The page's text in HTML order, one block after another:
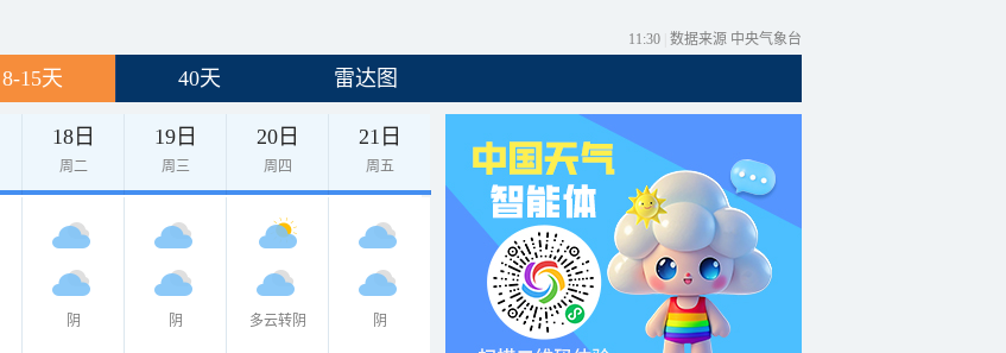
11:30 数据来源 中央气象台
8-15天 40天 雷达图
18日
周二
19日
周三
20日
周四
21日
周五
阴 阴 多云转阴 阴